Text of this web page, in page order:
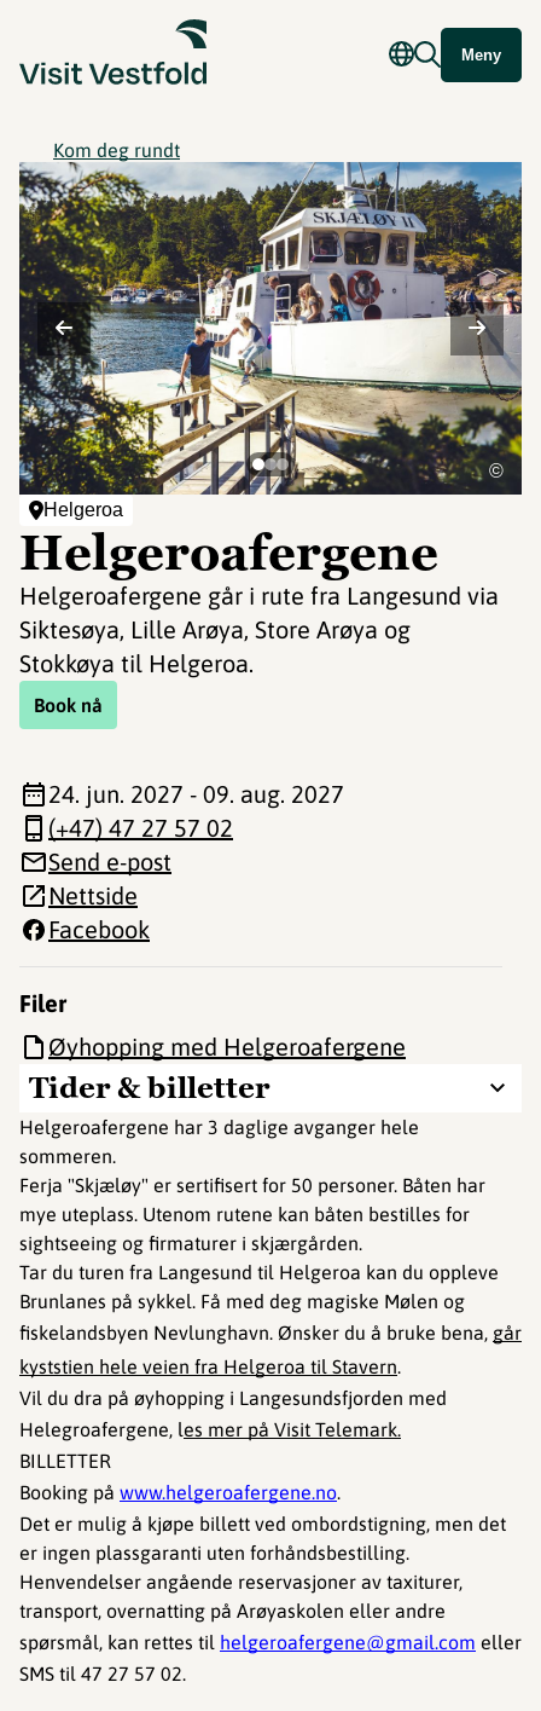
Meny
Kom deg rundt
Helgeroa
Helgeroafergene
Helgeroafergene går i rute fra Langesund via
Siktesøya, Lille Arøya, Store Arøya og
Stokkøya til Helgeroa.
Book nå
©
Tider & billetter
Helgeroafergene har 3 daglige avganger hele
sommeren.
Ferja "Skjæløy" er sertifisert for 50 personer. Båten har
mye uteplass. Utenom rutene kan båten bestilles for
sightseeing og firmaturer i skjærgården.
Tar du turen fra Langesund til Helgeroa kan du oppleve
Brunlanes på sykkel. Få med deg magiske Mølen og
fiskelandsbyen Nevlunghavn. Ønsker du å bruke bena, går
kyststien hele veien fra Helgeroa til Stavern.
Vil du dra på øyhopping i Langesundsfjorden med
Helegroafergene, les mer på Visit Telemark.
BILLETTER
Booking på www.helgeroafergene.no.
Det er mulig å kjøpe billett ved ombordstigning, men det
er ingen plassgaranti uten forhåndsbestilling.
Henvendelser angående reservasjoner av taxiturer,
transport, overnatting på Arøyaskolen eller andre
spørsmål, kan rettes til helgeroafergene@gmail.com eller
SMS til 47 27 57 02.
24. jun. 2027 - 09. aug. 2027
(+47) 47 27 57 02
Send e-post
Nettside
Facebook
Filer
Øyhopping med Helgeroafergene